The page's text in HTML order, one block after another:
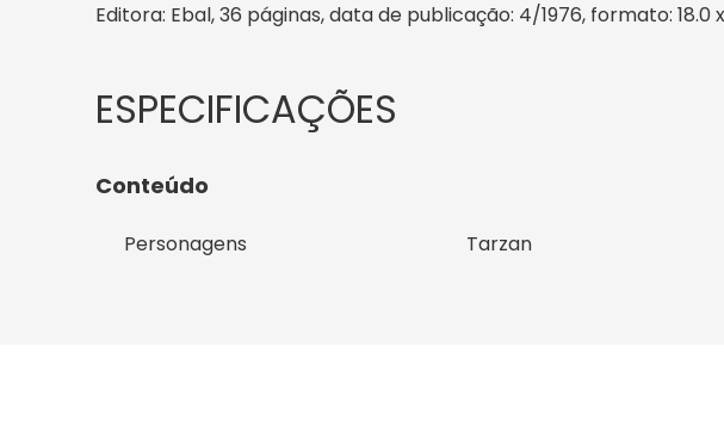
Editora: Ebal, 36 páginas, data de publicação: 4/1976, formato:
Conteúdo
Personagens Tarzan